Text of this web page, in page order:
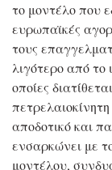
το μοντέλο που
ευρωπαϊκές
τους
λιγότερο από το
οποίες
αποδοτικό και
ενσαρκώνει με
μοντέλου,